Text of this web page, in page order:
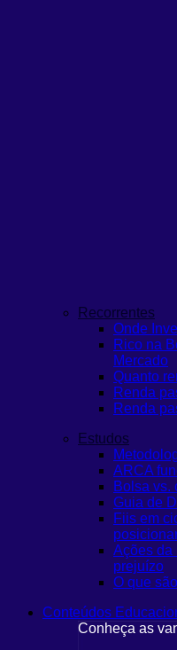
Recorrentes
Onde
Rico na
Mercado
Quanto
Renda
Renda
Estudos
ARCA
Bolsa vs.
Guia de
Fiis em
Ações da
prejuízo
O que
Conteúdos
Conheça as